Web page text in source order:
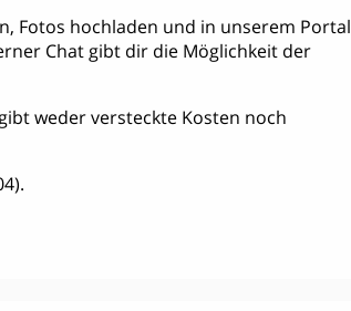
Fotos hochladen und in unserem Portal
Chat gibt dir die Möglichkeit der
weder versteckte Kosten noch